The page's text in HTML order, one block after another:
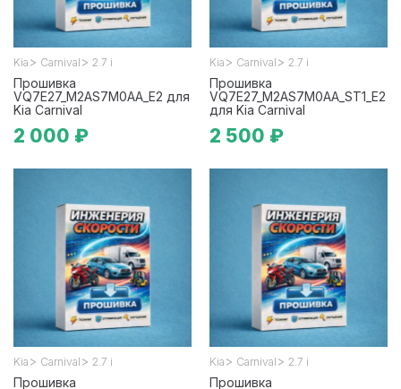
Kia > Carnival > 2.7 i
Прошивка
VQ7E27_M2AS7M0AA_E2 для
Kia Carnival
2 000 ₽
Kia > Carnival > 2.7 i
Прошивка
VQ7E27_M2AS7M0AA_ST1_E2
для Kia Carnival
2 500 ₽
Kia > Carnival > 2.7 i
Прошивка
Kia > Carnival > 2.7 i
Прошивка